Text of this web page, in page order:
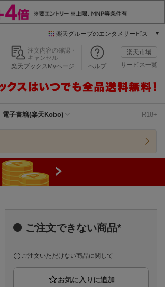
楽天グループのエンタメサービス
本/ゲーム/CD/DVD
楽天ブックス
楽天Kobo
楽天チケット
エンタメニュース
推し楽
注文内容の確認・
キャンセル
楽天ブックスMyページ
ヘルプ
楽天市場
サービス一覧
電子書籍(楽天Kobo) R18+
ご注文できない商品*
ご注文いただけない商品に関して